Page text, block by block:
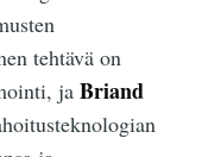
tehtävä on
ja Briand